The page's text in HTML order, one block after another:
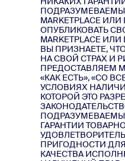
MARKETPLACE
ОПУБЛИКОВАТЬ
MARKETPLACE
ВЫ ПРИЗНАЕТЕ, ЧТО
НА СВОЙ СТРАХ И
ПРЕДОСТАВЛЯЕМ
«КАК ЕСТЬ», «СО
УСЛОВИЯХ
КОТОРОЙ ЭТО
ГАРАНТИИ
ПРИГОДНОСТИ
КАЧЕСТВА